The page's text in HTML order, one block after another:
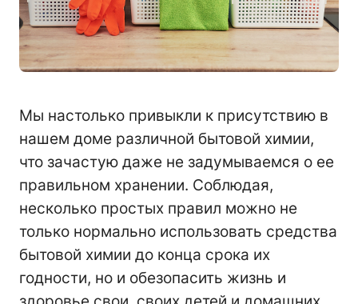
Мы настолько привыкли к присутствию в
нашем доме различной бытовой химии,
что зачастую даже не задумываемся о ее
правильном хранении. Соблюдая,
несколько простых правил можно не
только нормально использовать средства
бытовой химии до конца срока их
годности, но и обезопасить жизнь и